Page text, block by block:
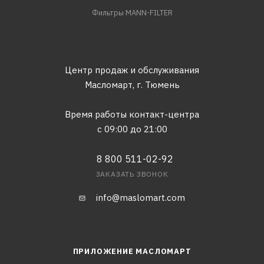
Фильтры MANN-FILTER
Центр продаж и обслуживания
Масломарт, г. Тюмень
Время работы контакт-центра
с 09:00 до 21:00
8 800 511-02-92
ЗАКАЗАТЬ ЗВОНОК
info@maslomart.com
ПРИЛОЖЕНИЕ МАСЛОМАРТ